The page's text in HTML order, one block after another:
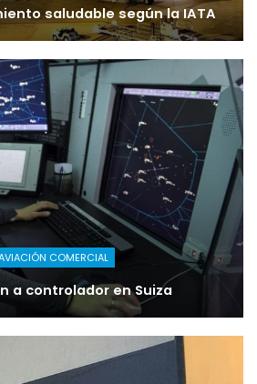
saludable según la IATA
COMERCIAL
a controlador en Suiza